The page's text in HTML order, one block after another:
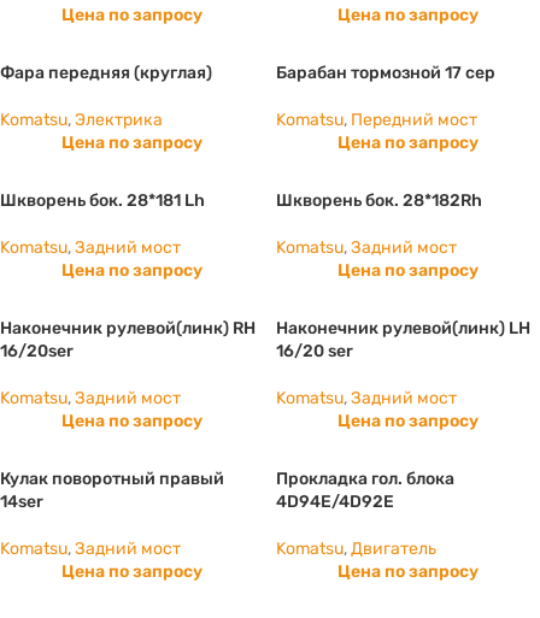
Цена по запросу
Цена по запросу
Фара передняя (круглая)
Komatsu,Электрика
Цена по запросу
Барабан тормозной 17 сер
Komatsu, Передний мост
Цена по запросу
Шкворень бок. 28*181 Lh
Komatsu,Задний мост
Цена по запросу
Шкворень бок. 28*182Rh
Komatsu,Задний мост
Цена по запросу
Наконечник рулевой(линк) RH
16/20ser
Komatsu,Задний мост
Цена по запросу
Наконечник рулевой(линк) LH
16/20 ser
Komatsu,Задний мост
Цена по запросу
Кулак поворотный правый
14ser
Komatsu,Задний мост
Цена по запросу
Прокладка гол. блока
4D94E/4D92E
Komatsu,Двигатель
Цена по запросу